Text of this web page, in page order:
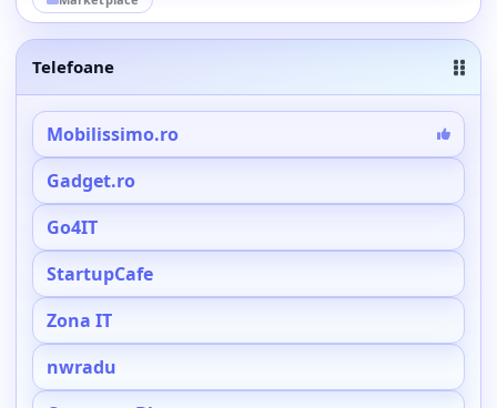
Telefoane
Mobilissimo.ro
Gadget.ro
Go4IT
StartupCafe
Zona IT
nwradu